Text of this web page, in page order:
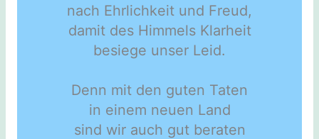
nach Ehrlichkeit und Freud,
damit des Himmels Klarheit
besiege unser Leid.
Denn mit den guten Taten
in einem neuen Land
sind wir auch gut beraten